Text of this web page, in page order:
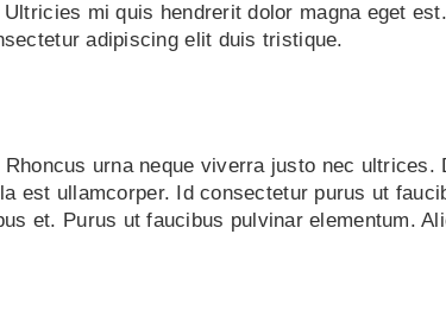
mi quis hendrerit dolor magna eget
adipiscing elit duis tristique.
urna neque viverra justo nec ultrices.
est ullamcorper. Id consectetur purus ut
et. Purus ut faucibus pulvinar elementum.